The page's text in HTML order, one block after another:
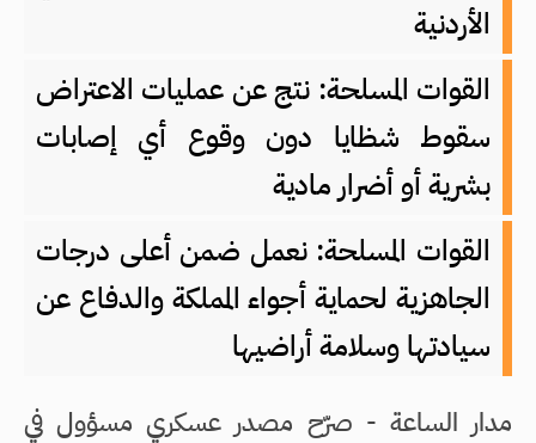
الأردنية
القوات المسلحة: نتج عن عمليات الاعتراض
سقوط شظايا دون وقوع أي إصابات
بشرية أو أضرار مادية
القوات المسلحة: نعمل ضمن أعلى درجات
الجاهزية لحماية أجواء المملكة والدفاع عن
سيادتها وسلامة أراضيها
مدار الساعة - صرّح مصدر عسكري مسؤول في